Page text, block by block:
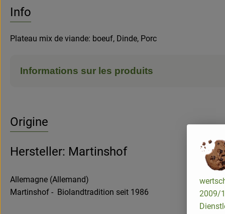
Info
Plateau mix de viande: boeuf, Dinde, Porc
Informations sur les produits
Origine
Hersteller: Martinshof
Allemagne (Allemand)
Martinshof - Biolandtradition seit 1986
2009/